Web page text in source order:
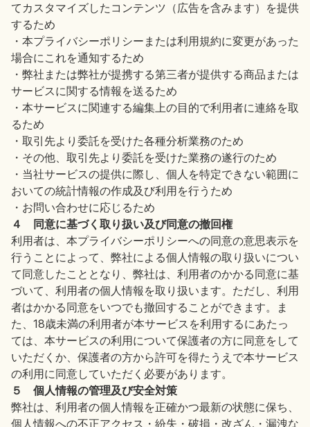
てカスタマイズしたコンテンツ（広告を含みます）を提供
するため
・本プライバシーポリシーまたは利用規約に変更があった
場合にこれを通知するため
・弊社または弊社が提携する第三者が提供する商品または
サービスに関する情報を送るため
・本サービスに関連する編集上の目的で利用者に連絡を取
るため
・取引先より委託を受けた各種分析業務のため
・その他、取引先より委託を受けた業務の遂行のため
・当社サービスの提供に際し、個人を特定できない範囲に
おいての統計情報の作成及び利用を行うため
・お問い合わせに応じるため
４ 同意に基づく取り扱い及び同意の撤回権
利用者は、本プライバシーポリシーへの同意の意思表示を
行うことによって、弊社による個人情報の取り扱いについ
て同意したこととなり、弊社は、利用者のかかる同意に基
づいて、利用者の個人情報を取り扱います。ただし、利用
者はかかる同意をいつでも撤回することができます。ま
た、18歳未満の利用者が本サービスを利用するにあたっ
ては、本サービスの利用について保護者の方に同意をして
いただくか、保護者の方から許可を得たうえで本サービス
の利用に同意していただく必要があります。
５ 個人情報の管理及び安全対策
弊社は、利用者の個人情報を正確かつ最新の状態に保ち、
個人情報への不正アクセス・紛失・破損・改ざん・漏洩な